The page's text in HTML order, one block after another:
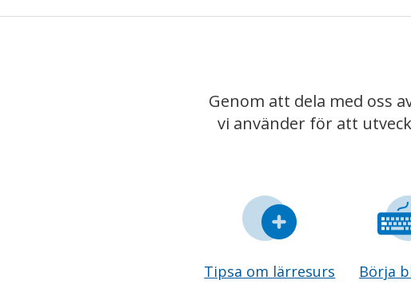
Genom att dela med oss
vi använder för att
Tipsa om lärresurs Börja